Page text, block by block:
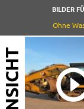
BILDER
Ohne
ANSICHT